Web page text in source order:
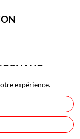
expérience.